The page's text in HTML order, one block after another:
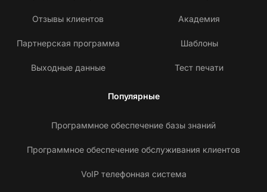
Отзывы клиентов
Партнерская программа
Выходные данные
Академия
Шаблоны
Тест печати
Популярные
Программное обеспечение базы знаний
Программное обеспечение обслуживания клиентов
VoIP телефонная система